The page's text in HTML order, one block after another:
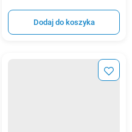
Dodaj do koszyka